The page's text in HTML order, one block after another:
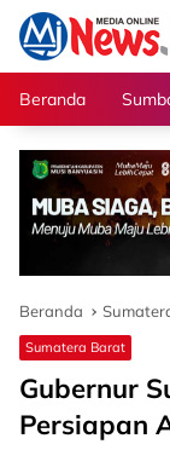
Langsung
konten
Beranda
Beranda
Sumatera Barat
Gubernur
Persiapan